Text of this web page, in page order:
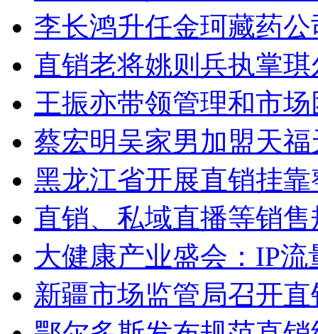
李长鸿升任金珂藏药
直销老将姚则兵执掌
王振亦带领管理和市
蔡宏明吴家男加盟天
黑龙江省开展直销挂
直销、私域直播等销
大健康产业盛会：IP
新疆市场监管局召开